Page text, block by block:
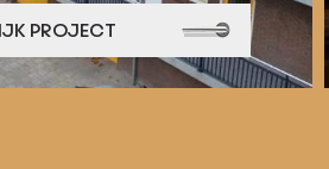
PROJECT